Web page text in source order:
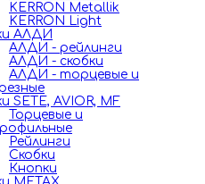
KERRON Metallik
KERRON Light
АЛДИ
АЛДИ - рейлинги
АЛДИ - скобки
АЛДИ - торцевые и
SETE, AVIOR, MF
Торцевые и
Рейлинги
Скобки
Кнопки